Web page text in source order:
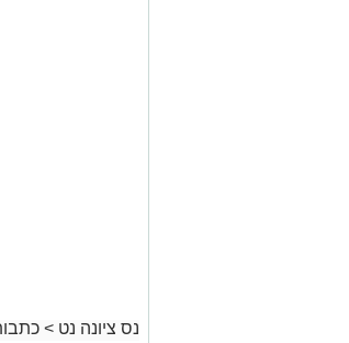
נס ציונה נט >